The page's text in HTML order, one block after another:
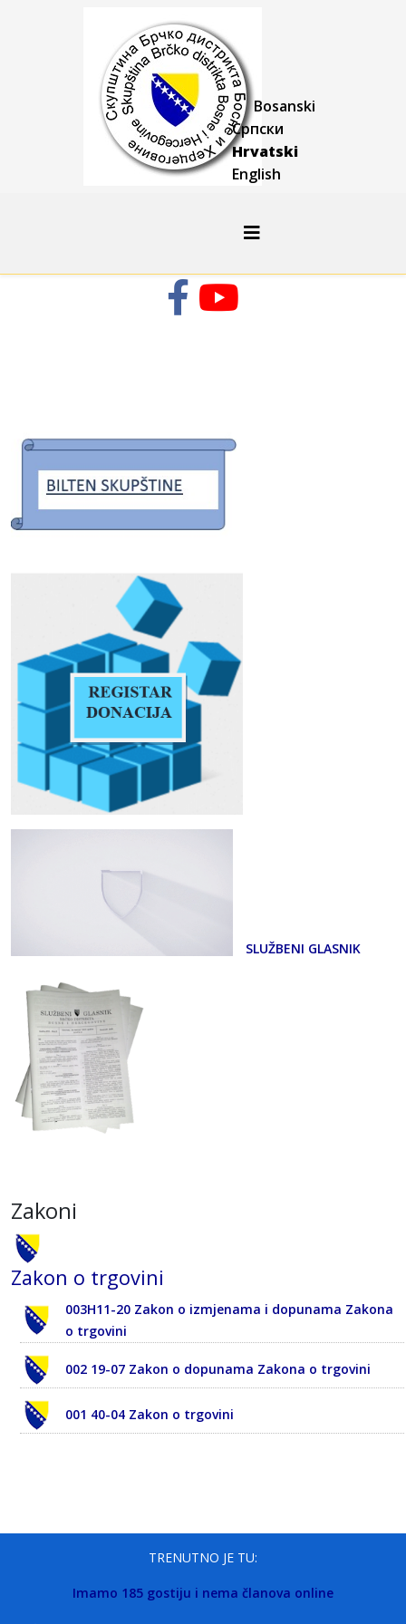
Bosanski
Српски
Hrvatski
English
SLUŽBENI GLASNIK
Zakoni
Zakon o trgovini
003H11-20 Zakon o izmjenama i dopunama Zakona
o trgovini
002 19-07 Zakon o dopunama Zakona o trgovini
001 40-04 Zakon o trgovini
TRENUTNO JE TU:
Imamo 185 gostiju i nema članova online